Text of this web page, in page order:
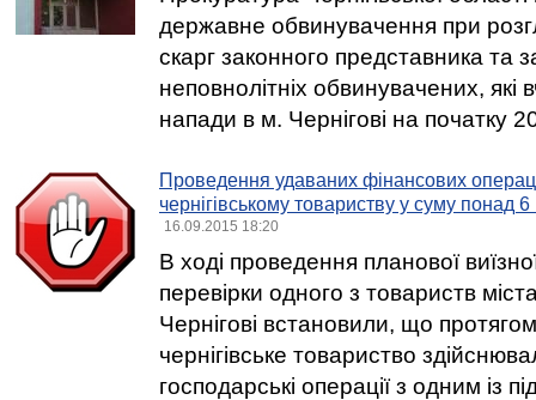
державне обвинувачення при
скарг законного представника та
неповнолітніх обвинувачених, які
напади в м. Чернігові на початку
Проведення удаваних фінансових
чернігівському товариству у суму понад
16.09.2015 18:20
В ході проведення планової
перевірки одного з товариств
Чернігові встановили, що
чернігівське товариство
господарські операції з одним із